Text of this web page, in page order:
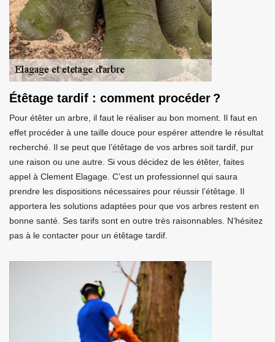
Étêtage tardif : comment procéder ?
Pour étêter un arbre, il faut le réaliser au bon moment. Il faut en
effet procéder à une taille douce pour espérer attendre le résultat
recherché. Il se peut que l’étêtage de vos arbres soit tardif, pur
une raison ou une autre. Si vous décidez de les étêter, faites
appel à Clement Elagage. C’est un professionnel qui saura
prendre les dispositions nécessaires pour réussir l’étêtage. Il
apportera les solutions adaptées pour que vos arbres restent en
bonne santé. Ses tarifs sont en outre très raisonnables. N’hésitez
pas à le contacter pour un étêtage tardif.